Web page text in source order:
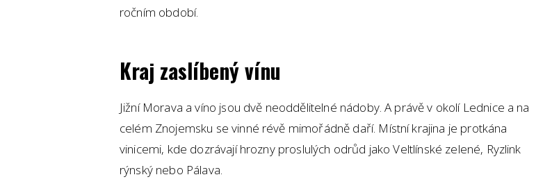
ročním období.
Kraj zaslíbený vínu
Jižní Morava a víno jsou dvě neoddělitelné nádoby. A právě v okolí Lednice a na
celém Znojemsku se vinné révě mimořádně daří. Místní krajina je protkána
vinicemi, kde dozrávají hrozny proslulých odrůd jako Veltlínské zelené, Ryzlink
rýnský nebo Pálava.